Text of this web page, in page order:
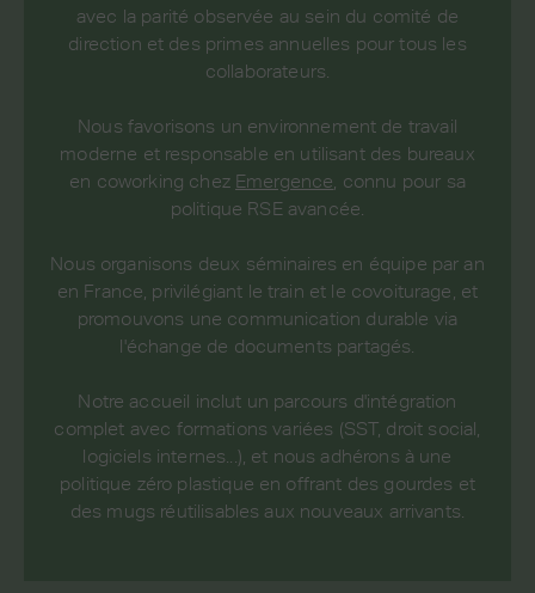
avec la parité observée au sein du comité de
direction et des primes annuelles pour tous les
collaborateurs.
Nous favorisons un environnement de travail
moderne et responsable en utilisant des bureaux
en coworking chez Emergence , connu pour sa
politique RSE avancée.
Nous organisons deux séminaires en équipe par an
en France, privilégiant le train et le covoiturage, et
promouvons une communication durable via
l'échange de documents partagés.
Notre accueil inclut un parcours d'intégration
complet avec formations variées (SST, droit social,
logiciels internes...), et nous adhérons à une
politique zéro plastique en offrant des gourdes et
des mugs réutilisables aux nouveaux arrivants.